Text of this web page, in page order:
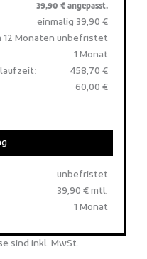
39,90 € angepasst.
einmalig 39,90 €
12 Monaten unbefristet
1 Monat
458,70 €
60,00 €
unbefristet
39,90 € mtl.
1 Monat
sind inkl. MwSt.